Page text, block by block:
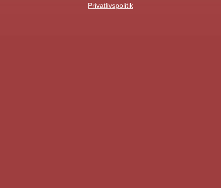
Privatlivspolitik